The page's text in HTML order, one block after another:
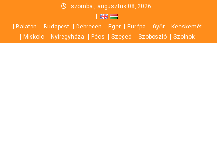
content
szombat, augusztus 08, 2026
Balaton Budapest Debrecen Eger Európa Győr
Kecskemét
Miskolc
Nyíregyháza Pécs Szeged Szoboszló Szolnok